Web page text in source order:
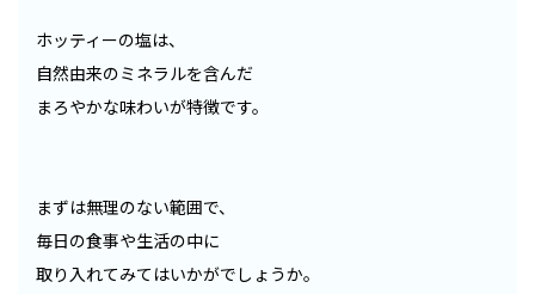
ホッティーの塩は、
自然由来のミネラルを含んだ
まろやかな味わいが特徴です。
まずは無理のない範囲で、
毎日の食事や生活の中に
取り入れてみてはいかがでしょうか。